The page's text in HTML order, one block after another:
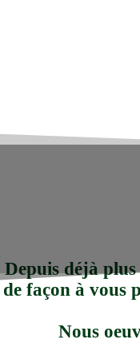
Depuis déjà
de façon à vous
Nous